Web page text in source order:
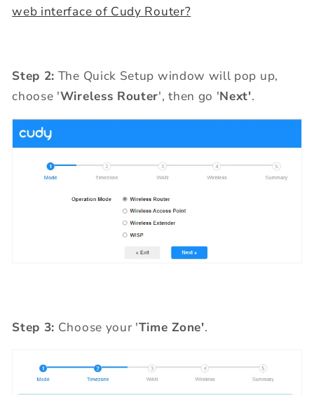
web interface of Cudy Router?
Step 2: The Quick Setup window will pop up,
choose 'Wireless Router', then go 'Next'.
Step 3: Choose your 'Time Zone'.